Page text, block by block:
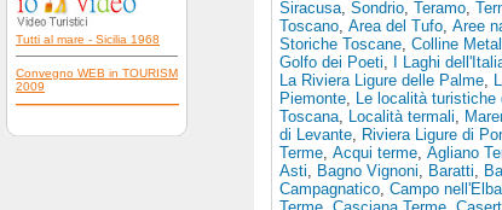
Tutti al mare - Sicilia 1968
Convegno WEB in TOURISM
2009
Siracusa, Sondrio, Teramo,
Toscano, Area del Tufo, Aree
Storiche Toscane, Colline
Golfo dei Poeti, I Laghi
La Riviera Ligure delle Palme,
Piemonte, Le località turistiche
Toscana, Località termali,
di Levante, Riviera Ligure di
Terme, Acqui terme, Agliano
Asti, Bagno Vignoni, Baratti,
Campagnatico, Campo nell'Elba